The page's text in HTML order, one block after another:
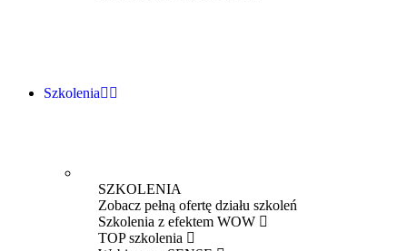
Szkolenia
SZKOLENIA
Zobacz pełną ofertę działu szkoleń
Szkolenia z efektem WOW
TOP szkolenia